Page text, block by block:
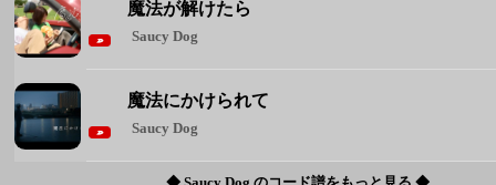
◆ Saucy Dog のコード譜をもっと見る ◆
1 Brand New
Mrs. GREEN APPLE